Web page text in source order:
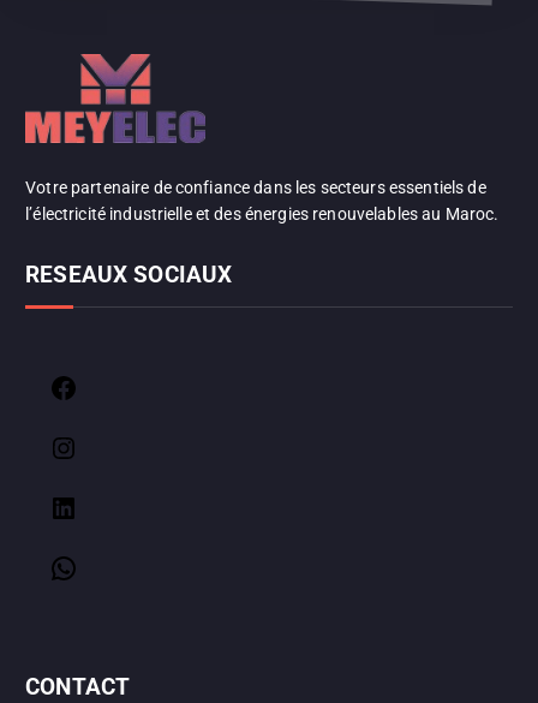
Votre partenaire de confiance dans les secteurs essentiels de
l’électricité industrielle et des énergies renouvelables au Maroc.
RESEAUX SOCIAUX
CONTACT